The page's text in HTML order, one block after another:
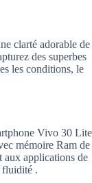
clarté adorable de
des superbes
les conditions, le
Vivo 30 Lite
mémoire Ram de
aux applications de
fluidité .